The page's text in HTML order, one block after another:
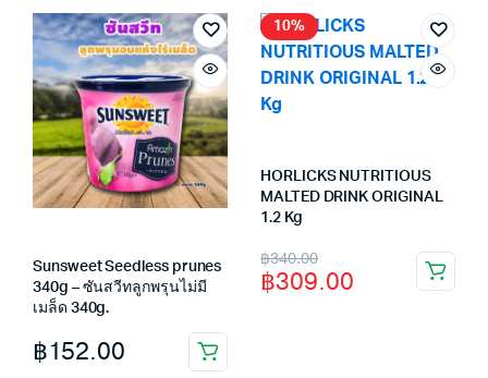
Sunsweet Seedless prunes
340g – ซันสวีทลูกพรุนไม่มี
เมล็ด 340g.
฿152.00
10%
HORLICKS NUTRITIOUS
MALTED DRINK ORIGINAL
1.2 Kg
฿340.00
Original
price
฿309.00
Current
price